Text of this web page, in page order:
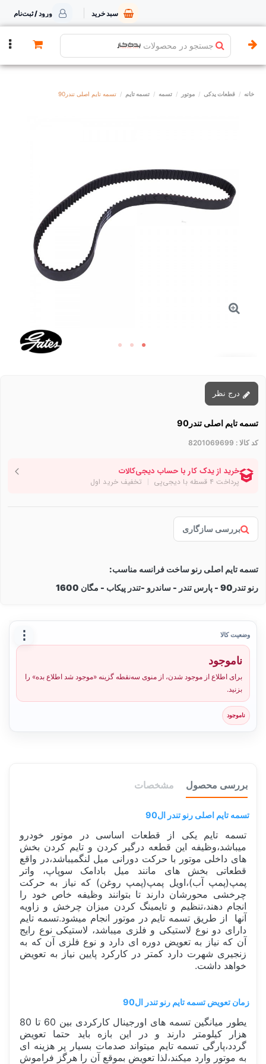
سبد خرید ورود / ثبت‌نام
جستجو در محصولات
خانه قطعات یدکی موتور تسمه تسمه تایم تسمه تایم اصلی تندر90
تسمه تایم اصلی تندر90
کد کالا : 8201069699
بررسی سازگاری
تسمه تایم اصلی رنو ساخت فرانسه مناسب:
رنو تندر90 - پارس تندر - ساندرو -تندر پیکاب - مگان 1600
⋮ وضعیت کالا
ناموجود
برای اطلاع از موجود شدن، از منوی سه‌نقطه گزینه «موجود شد اطلاع بده» را
بزنید.
ناموجود
بررسی محصول مشخصات
تسمه تایم اصلی رنو تندر ال90
تسمه تایم یکی از قطعات اساسی در موتور خودرو
میباشد،وظیفه این قطعه درگیر کردن و تایم کردن بخش
های داخلی موتور با حرکت دورانی میل لنگمیباشد،در واقع
قطعاتی بخش های مانند میل بادامک سوپاپ، واتر
پمپ(پمپ آب)،اویل پمپ(پمپ روغن) که نیاز به حرکت
چرخشی محورشان دارند تا بتوانند وظیفه خاص خود را
انجام دهند،تنظیم و تایمینگ کردن میزان چرخش و زاویه
آنها از طریق تسمه تایم در موتور انجام میشود.تسمه تایم
دارای دو نوع لاستیکی و فلزی میباشد، لاستیکی نوع رایج
آن که نیاز به تعویض دوره ای دارد و نوع فلزی آن که به
زنجیری شهرت دارد کمتر در کارکرد پایین نیاز به تعویض
خواهد داشت.
زمان تعویض تسمه تایم رنو تندر ال90
یطور میانگین تسمه های اورجینال کارکردی بین 60 تا 80
هزار کیلومتر دارند و در این بازه باید حتما تعویض
گردد،پارگی تسمه تایم میتواند صدمات بسیار پر هزینه ای
به موتور وارد میکند،لذا تعویض بموقع آن را هرگز فراموش